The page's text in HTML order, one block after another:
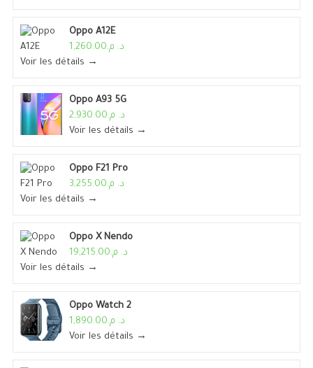
Oppo A12E
د. م.1,260.00
Voir les détails →
Oppo A93 5G
د. م.2,930.00
Voir les détails →
Oppo F21 Pro
د. م.3,255.00
Voir les détails →
Oppo X Nendo
د. م.19,215.00
Voir les détails →
Oppo Watch 2
د. م.1,890.00
Voir les détails →